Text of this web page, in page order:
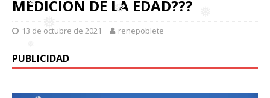
❅
❅
MEDICION DE LA EDAD???
13 de octubre de 2021 renepoblete
PUBLICIDAD